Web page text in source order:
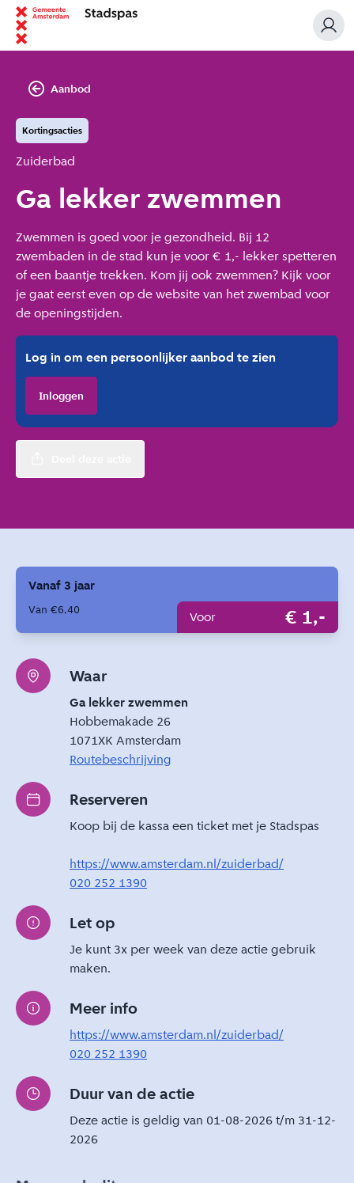
Aanbod
Kortingsacties
Aanbieder:
Zuiderbad
Ga lekker zwemmen
Zwemmen is goed voor je gezondheid. Bij 12
zwembaden in de stad kun je voor € 1,- lekker spetteren
of een baantje trekken. Kom jij ook zwemmen? Kijk voor
je gaat eerst even op de website van het zwembad voor
de openingstijden.
Log in om een persoonlijker aanbod te zien
Inloggen
Vanaf 3 jaar
Van €6,40 Voor € 1,-
Waar
Ga lekker zwemmen
Hobbemakade 26
1071XK Amsterdam
Routebeschrijving
Reserveren
Koop bij de kassa een ticket met je Stadspas
https://www.amsterdam.nl/zuiderbad/
020 252 1390
Let op
Je kunt 3x per week van deze actie gebruik
maken.
Meer info
https://www.amsterdam.nl/zuiderbad/
020 252 1390
Duur van de actie
Deze actie is geldig van 01-08-2026 t/m 31-12-
2026